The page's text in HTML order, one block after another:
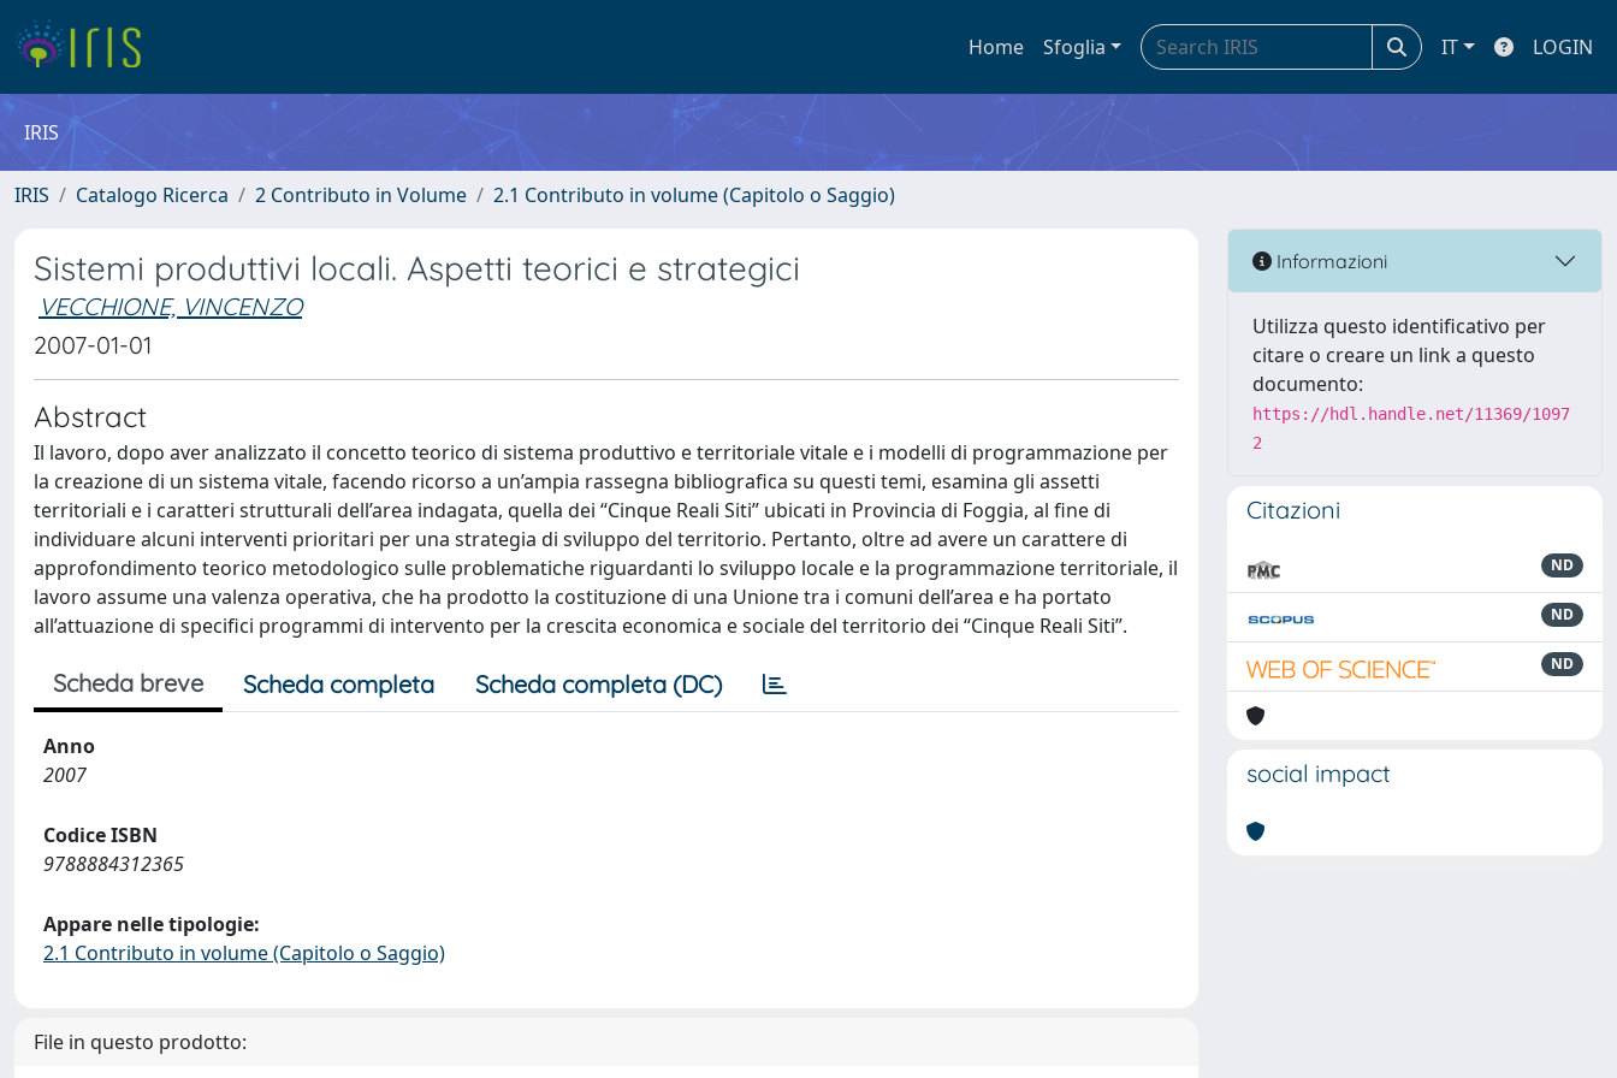
Home Sfoglia IT LOGIN
IRIS
IRIS Catalogo Ricerca 2 Contributo in Volume 2.1 Contributo in volume (Capitolo o Saggio)
Sistemi produttivi locali. Aspetti teorici e strategici
VECCHIONE, VINCENZO
2007-01-01
Abstract
Il lavoro, dopo aver analizzato il concetto teorico di sistema produttivo e territoriale vitale e i modelli di programmazione per
la creazione di un sistema vitale, facendo ricorso a un’ampia rassegna bibliografica su questi temi, esamina gli assetti
territoriali e i caratteri strutturali dell’area indagata, quella dei “Cinque Reali Siti” ubicati in Provincia di Foggia, al fine di
individuare alcuni interventi prioritari per una strategia di sviluppo del territorio. Pertanto, oltre ad avere un carattere di
approfondimento teorico metodologico sulle problematiche riguardanti lo sviluppo locale e la programmazione territoriale, il
lavoro assume una valenza operativa, che ha prodotto la costituzione di una Unione tra i comuni dell’area e ha portato
all’attuazione di specifici programmi di intervento per la crescita economica e sociale del territorio dei “Cinque Reali Siti”.
Scheda breve Scheda completa Scheda completa (DC)
Anno
2007
Codice ISBN
9788884312365
Appare nelle tipologie:
2.1 Contributo in volume (Capitolo o Saggio)
File in questo prodotto:
Informazioni
Utilizza questo identificativo per
citare o creare un link a questo
documento:
https://hdl.handle.net/11369/1097
2
Citazioni
ND
ND
ND
social impact